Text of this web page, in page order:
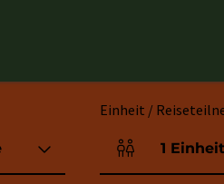
Einheit /
Einheitenanzahl
1